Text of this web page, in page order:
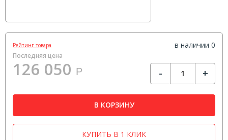
Рейтинг товара в наличии 0
Последняя цена
126 050 Р - +
В КОРЗИНУ
КУПИТЬ В 1 КЛИК